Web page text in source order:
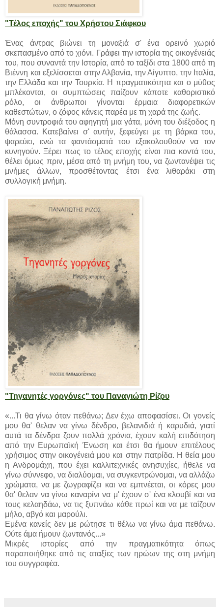
"Τέλος εποχής" του Χρήστου Σιάφκου
Ένας άντρας βιώνει τη μοναξιά σ' ένα ορεινό χωριό
σκεπασμένο από το χιόνι. Γράφει την ιστορία της οικογένειάς
του, που συναντά την Ιστορία, από το ταξίδι στα 1800 από τη
Βιέννη και εξελίσσεται στην Αλβανία, την Αίγυπτο, την Ιταλία,
την Ελλάδα και την Τουρκία. Η πραγματικότητα και ο μύθος
μπλέκονται, οι συμπτώσεις παίζουν κάποτε καθοριστικό
ρόλο, οι άνθρωποι γίνονται έρμαια διαφορετικών
καθεστώτων, ο ζόφος κάνεις παρέα με τη χαρά της ζωής.
Μόνη συντροφιά του αφηγητή μια γάτα, μόνη του διέξοδος η
θάλασσα. Κατεβαίνει σ' αυτήν, ξεφεύγει με τη βάρκα του,
ψαρεύει, ενώ τα φαντάσματά του εξακολουθούν να τον
κυνηγούν. Ξέρει πως το τέλος εποχής είναι πια κοντά του,
θέλει όμως πριν, μέσα από τη μνήμη του, να ζωντανέψει τις
μνήμες άλλων, προσθέτοντας έτσι ένα λιθαράκι στη
συλλογική μνήμη.
"Τηγανητές γοργόνες" του Παναγιώτη Ρίζου
«...Τι θα γίνω όταν πεθάνω; Δεν έχω αποφασίσει. Οι γονείς
μου θα' θελαν να γίνω δένδρο, βελανιδιά ή καρυδιά, γιατί
αυτά τα δένδρα ζουν πολλά χρόνια, έχουν καλή επιδότηση
από την Ευρωπαϊκή Ένωση και έτσι θα ήμουν επιτέλους
χρήσιμος στην οικογένειά μου και στην πατρίδα. Η θεία μου
η Ανδρομάχη, που έχει καλλιτεχνικές ανησυχίες, ήθελε να
γίνω σύννεφο, να διαλύομαι, να συγκεντρώνομαι, να αλλάζω
χρώματα, να με ζωγραφίζει και να εμπνέεται, οι κόρες μου
θα' θελαν να γίνω καναρίνι να μ' έχουν σ' ένα κλουβί και να
τους κελαηδάω, να τις ξυπνάω κάθε πρωί και να με ταΐζουν
μήλο, αβγό και μαρούλι.
Εμένα κανείς δεν με ρώτησε τι θέλω να γίνω άμα πεθάνω.
Ούτε άμα ήμουν ζωντανός...»
Μικρές ιστορίες από την πραγματικότητα όπως
παραποιήθηκε από τις αταξίες των ηρώων της στη μνήμη
του συγγραφέα.